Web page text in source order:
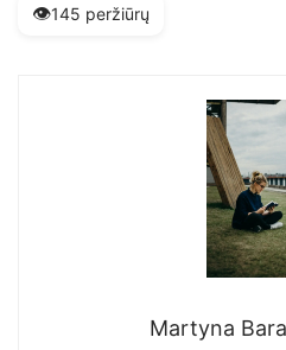
👁️145 peržiūrų
Martyna